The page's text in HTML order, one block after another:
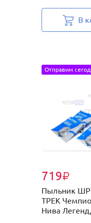
В
719₽
Отправим
Пыльник
ТРЕК
Нива